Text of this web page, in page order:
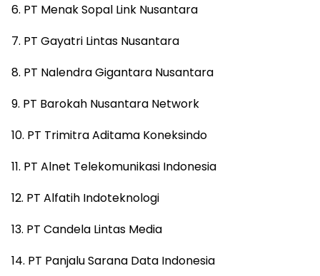
6. PT Menak Sopal Link Nusantara
7. PT Gayatri Lintas Nusantara
8. PT Nalendra Gigantara Nusantara
9. PT Barokah Nusantara Network
10. PT Trimitra Aditama Koneksindo
11. PT Alnet Telekomunikasi Indonesia
12. PT Alfatih Indoteknologi
13. PT Candela Lintas Media
14. PT Panjalu Sarana Data Indonesia